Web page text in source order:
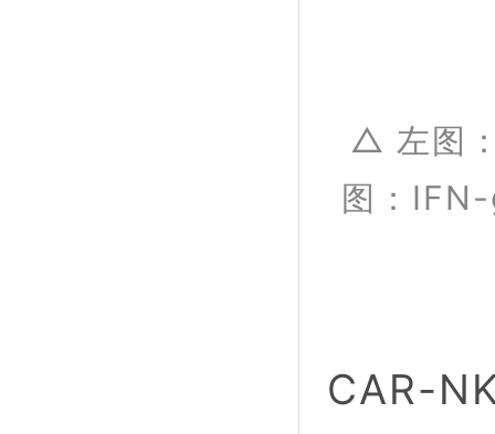
△ 左图
图：
CAR-